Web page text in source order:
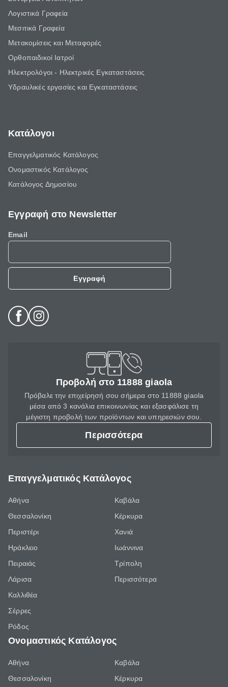
Λογιστικά Γραφεία
Μεσιτικά Γραφεία
Μετακομίσεις και Μεταφορές
Ορθοπαιδικοί Ιατροί
Ηλεκτρολόγοι - Ηλεκτρικές Εγκαταστάσεις
Υδραυλικές εργασίες και Εγκαταστάσεις
Κατάλογοι
Επαγγελματικός Κατάλογος
Ονομαστικός Κατάλογος
Κατάλογος Δημοσίου
Εγγραφή στο Newsletter
Email
Εγγραφή
Προβολή στο 11888 giaola
Πρόβαλε την επιχείρησή σου σήμερα στο 11888 giaola
μέσα από 3 κανάλια επικοινωνίας και εξασφάλισε τη
μέγιστη προβολή των προϊόντων και υπηρεσιών σου.
Περισσότερα
Επαγγελματικός Κατάλογος
Αθήνα
Θεσσαλονίκη
Περιστέρι
Ηράκλειο
Πειραιάς
Λάρισα
Καλλιθέα
Σέρρες
Ρόδος
Καβάλα
Κέρκυρα
Χανιά
Ιωάννινα
Τρίπολη
Περισσότερα
Ονομαστικός Κατάλογος
Αθήνα
Θεσσαλονίκη
Καβάλα
Κέρκυρα